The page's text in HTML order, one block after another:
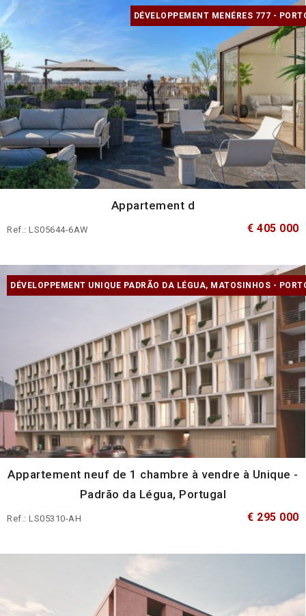
DÉVELOPPEMENT MENÉRES 777 -
Appartement d
Ref.: LS05644-6AW € 405 000
DÉVELOPPEMENT UNIQUE PADRÃO DA LÉGUA, MATOSINHOS -
Appartement neuf de 1 chambre à vendre à Unique -
Padrão da Légua, Portugal
Ref.: LS05310-AH € 295 000